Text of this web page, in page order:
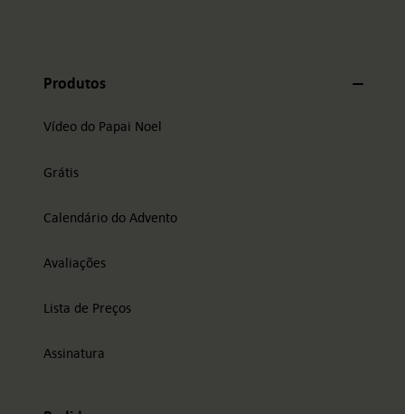
Produtos
Vídeo do Papai Noel
Grátis
Calendário do Advento
Avaliações
Lista de Preços
Assinatura